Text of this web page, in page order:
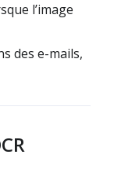
l’image
des e-mails,